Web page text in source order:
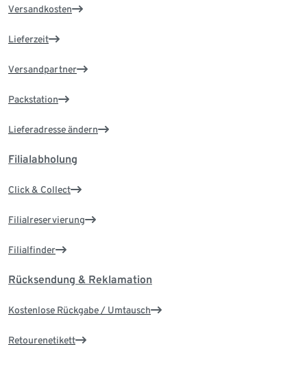
Versandkosten
Lieferzeit
Versandpartner
Packstation
Lieferadresse ändern
Filialabholung
Click & Collect
Filialreservierung
Filialfinder
Rücksendung & Reklamation
Kostenlose Rückgabe / Umtausch
Retourenetikett